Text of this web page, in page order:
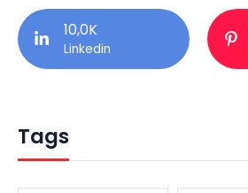
10,0K
Linkedin
Tags